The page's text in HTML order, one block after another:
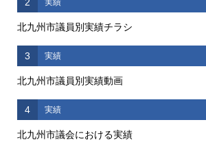
北九州市議員別実績チラシ
3 実績
北九州市議員別実績動画
4 実績
北九州市議会における実績